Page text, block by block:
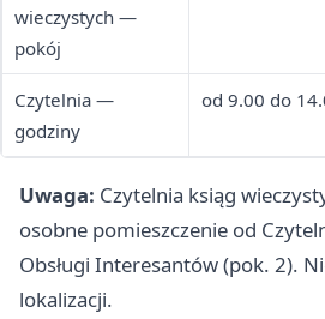
wieczystych —
pokój
Czytelnia —
godziny
od 9.00 do
Uwaga: Czytelnia ksiąg
osobne pomieszczenie od
Obsługi Interesantów (pok. 2).
lokalizacji.